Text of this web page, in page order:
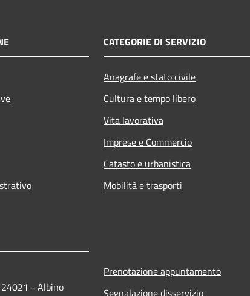
CATEGORIE DI SERVIZIO
Anagrafe e stato civile
Cultura e tempo libero
Vita lavorativa
Imprese e Commercio
Catasto e urbanistica
Mobilità e trasporti
- Albino
Prenotazione appuntamento
Segnalazione disservizio